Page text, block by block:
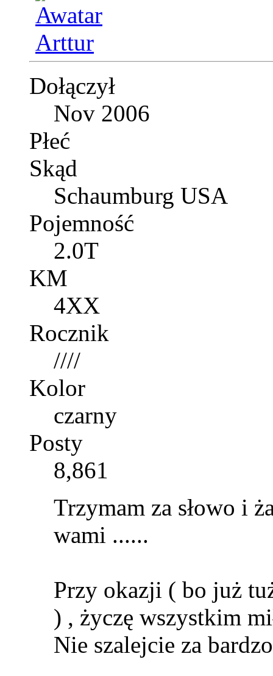
Dołączył
Nov 2006
Płeć
Skąd
Schaumburg USA
Pojemność
2.0T
KM
4XX
Rocznik
////
Kolor
czarny
Posty
8,861
Trzymam za słowo i
wami ......
Przy okazji ( bo już
) , życzę wszystkim
Nie szalejcie za